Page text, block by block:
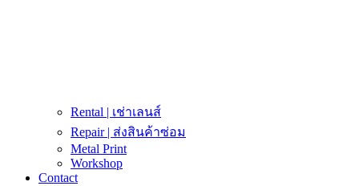
Rental | เช่าเลนส์
Repair | ส่งสินค้าซ่อม
Metal Print
Workshop
Contact